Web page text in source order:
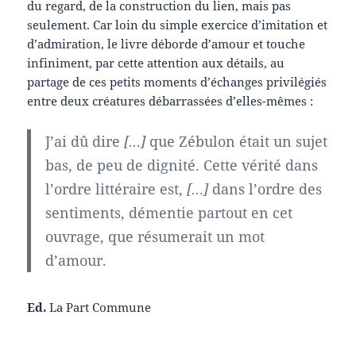
du regard, de la construction du lien, mais pas
seulement. Car loin du simple exercice d’imitation et
d’admiration, le livre déborde d’amour et touche
infiniment, par cette attention aux détails, au
partage de ces petits moments d’échanges privilégiés
entre deux créatures débarrassées d’elles-mêmes :
J’ai dû dire […]que Zébulon était un sujet
bas, de peu de dignité. Cette vérité dans
l’ordre littéraire est, […] dans l’ordre des
sentiments, démentie partout en cet
ouvrage, que résumerait un mot
d’amour.
Ed.La Part Commune